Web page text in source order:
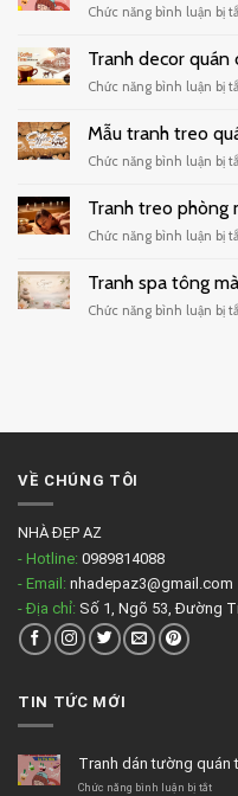
Chức năng bình luận bị
Tranh decor quán
Chức năng bình luận bị
Mẫu tranh treo
Chức năng bình luận bị
Tranh treo phòng
Chức năng bình luận bị
Tranh spa tông
Chức năng bình luận bị
VỀ CHÚNG TÔI
NHÀ ĐẸP AZ
- Hotline: 0989814088
- Email: nhadepaz3@gmail.com
- Địa chỉ: Số 1, Ngõ 53, Đường
TIN TỨC MỚI
Tranh dán tường quán
Chức năng bình luận bị tắtở